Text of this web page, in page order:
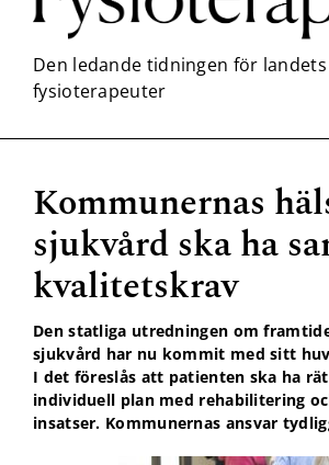
Kommunernas
sjukvård ska ha
kvalitetskrav
Den statliga utredningen om
sjukvård har nu kommit med sitt
I det föreslås att patienten ska ha
individuell plan med rehabilitering
insatser. Kommunernas ansvar
Nödvändiga
Dessa kakor
går inte att
välja bort. De
behövs för
över huvud
taget ska
fungera.